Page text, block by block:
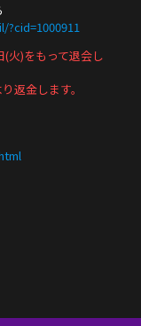
火)をもって退会し
返金します。
JP